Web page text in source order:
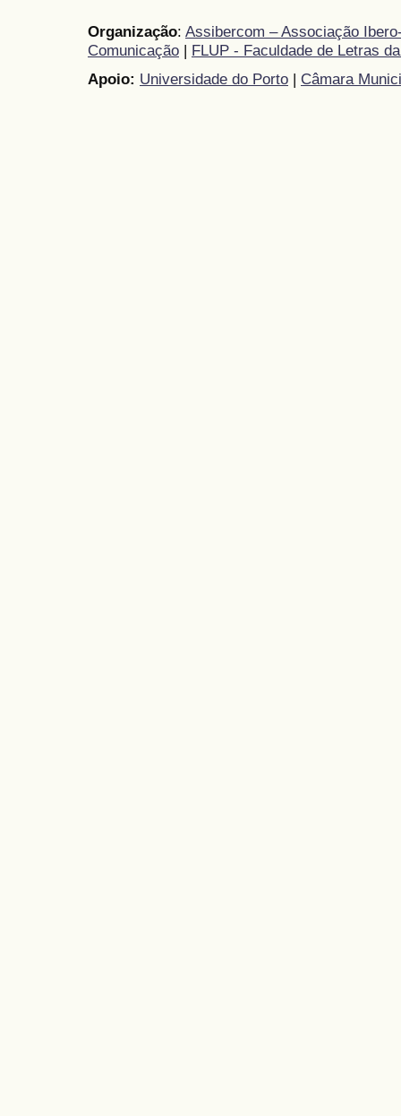
Organização: Assibercom – Associação
Comunicação | FLUP - Faculdade de Letras
Apoio: Universidade do Porto | Câmara